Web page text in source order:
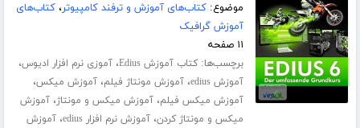
موضوع:کتاب‌های آموزش و ترفند کامپیوتر،کتاب‌های
آموزش گرافیک
۱۱ صفحه
برچسب‌ها:کتاب آموزش Edius ،آموزی نرم افزار ادیوس،
آموزش edius ،آموزش مونتاژ فیلم،آموزش میکس،
آموزش میکس فیلم،آموزش میکس و مونتاژ،آموزش
میکس و مونتاژ کردن،آموزش نرم افزار edius ،آموزش